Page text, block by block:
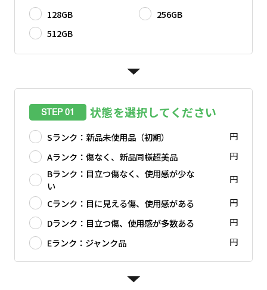
128GB
256GB
512GB
STEP 01 状態を選択してください
Sランク：新品未使用品（初期）
円
Aランク：傷なく、新品同様超美品
円
Bランク：目立つ傷なく、使用感が少な
い
円
Cランク：目に見える傷、使用感がある
円
Dランク：目立つ傷、使用感が多数ある
円
Eランク：ジャンク品
円